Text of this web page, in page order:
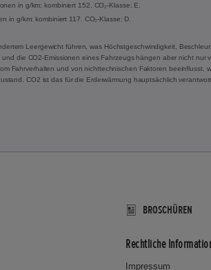
in g/km: kombiniert 152. CO₂-Klasse: E.
in g/km: kombiniert 117. CO₂-Klasse: D.
Leergewicht führen, was Höchstgeschwindigkeit,
die CO2-Emissionen eines Fahrzeugs hängen aber nicht nur
Fahrverhalten und von nichttechnischen Faktoren beeinflusst,
CO2 ist das für die Erderwärmung hauptsächlich
BROSCHÜREN
Rechtliche
Impressum